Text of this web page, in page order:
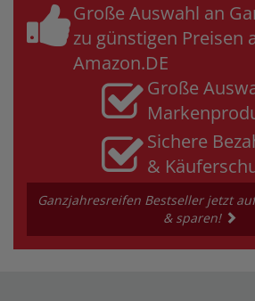
Große Auswahl an
zu günstigen Preisen
Amazon.DE
Große
Sichere
&
Ganzjahresreifen Bestseller jetzt
& sparen!